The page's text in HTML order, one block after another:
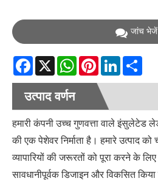
जांच भेजें
Facebook
X WhatsApp
PinterestLinkedIn
उत्पाद वर्णन
हमारी कंपनी उच्च गुणवत्ता वाले इंसुलेटेड
की एक पेशेवर निर्माता है। हमारे उत्पाद
व्यापारियों की जरूरतों को पूरा करने के लिए
सावधानीपूर्वक डिजाइन और विकसित